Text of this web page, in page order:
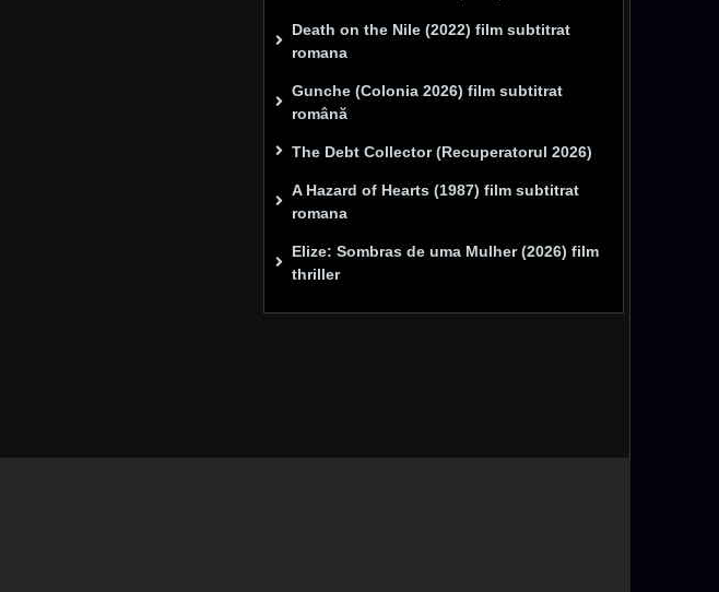
Death on the Nile (2022) film subtitrat
romana
Gunche (Colonia 2026) film subtitrat
română
The Debt Collector (Recuperatorul 2026)
A Hazard of Hearts (1987) film subtitrat
romana
Elize: Sombras de uma Mulher (2026) film
thriller